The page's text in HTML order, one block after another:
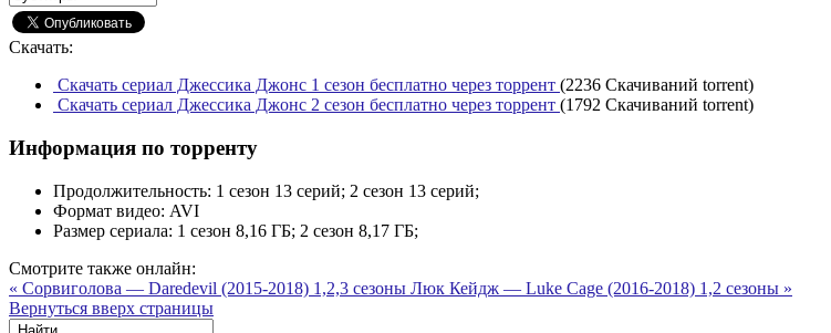
Скачать:
Скачать сериал Джессика Джонс 1 сезон бесплатно через торрент (2236 Скачиваний torrent)
Скачать сериал Джессика Джонс 2 сезон бесплатно через торрент (1792 Скачиваний torrent)
Информация по торренту
Продолжительность: 1 сезон 13 серий; 2 сезон 13 серий;
Формат видео: AVI
Размер сериала: 1 сезон 8,16 ГБ; 2 сезон 8,17 ГБ;
Смотрите также онлайн:
« Сорвиголова — Daredevil (2015-2018) 1,2,3 сезоны Люк Кейдж — Luke Cage (2016-2018) 1,2 сезоны »
Вернуться вверх страницы